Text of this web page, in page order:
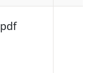
pdf